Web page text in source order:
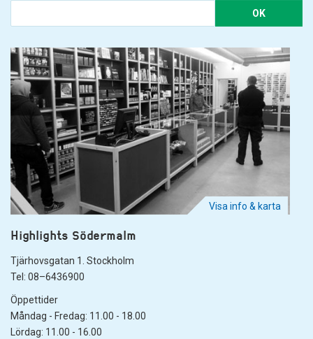
OK
Visa info & karta
Highlights Södermalm
Tjärhovsgatan 1. Stockholm
Tel: 08–6436900
Öppettider
Måndag - Fredag: 11.00 - 18.00
Lördag: 11.00 - 16.00